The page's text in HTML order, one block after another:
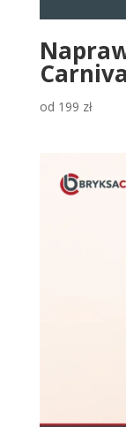
od 199 zł